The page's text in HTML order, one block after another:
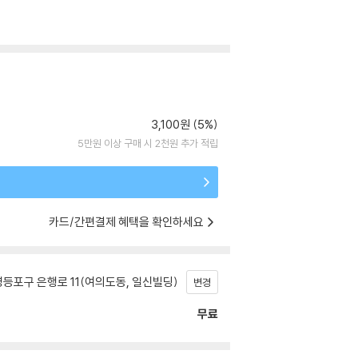
3,100원 (5%)
5만원 이상 구매 시 2천원 추가 적립
카드/간편결제 혜택을 확인하세요
포구 은행로 11(여의도동, 일신빌딩) 변경
무료